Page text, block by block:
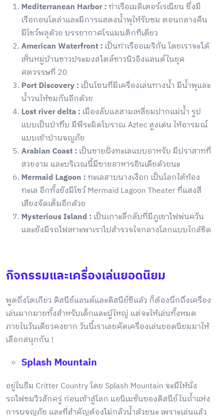
Mediterranean Harbor :ท่าเรือเมดิเตอร์เรเนียน ซึ่งมี
เรือกอนโดล่าและมีการแสดงน้ำพุให้รับชม ตอนกลางคืน
มีโชว์พลุด้วย บรรยากาศโรแมนติกทีเดียว
American Waterfront : เป็นท่าเรืออเมริกัน โดยเราจะได้
เห็นหมู่บ้านชาวประมงสไตล์ชาวนิวอิงแลนด์ในยุค
ศตวรรษที่ 20
Port Discovery : เป็นโซนที่มีเครื่องเล่นทางน้ำ มีน้ำพุและ
น้ำวนให้ชมกันอีกด้วย
Lost river delta : เมืองลับแลสามเหลี่ยมปากแม่น้ำ รูป
แบบเป็นป่าทึบ มีพีระมิดโบราณ Aztec สูงเด่น ให้อารมณ์
แบบเข้าป่าผจญภัย
Arabian Coast : เป็นชายฝั่งทะเลแบบอาหรับ มีปราสาทที่
สวยงาม และบริเวณนี้มีขายอาหารอินเดียด้วยนะ
Mermaid Lagoon :ทะเลสาบนางเงือก เป็นโลกใต้ท้อง
ทะเล อีกทั้งยังมีโชว์ Mermaid Lagoon Theater ที่แสงสี
เสียงจัดเต็มอีกด้วย
Mysterious Island : เป็นเกาะลึกลับที่มีภูเขาไฟพ่นควัน
และยังมีรถไฟเหาะพาเราไปสำรวจใจกลางโลกแบบใกล้ชิด
กิจกรรมและเครื่องเล่นยอดนิยม
พูดถึงโตเกียว ดิสนีย์แลนด์และดิสนีย์ซีแล้ว ก็ต้องนึกถึงเครื่อง
เล่นมากมายทั้งสำหรับเด็กและผู้ใหญ่ แต่จะให้เล่นทั้งหมด
ภายในวันเดียวคงยาก วันนี้เราเลยคัดเครื่องเล่นยอดนิยมมาให้
เลือกสนุกกัน !
Splash Mountain
อยู่ในธีม Critter Country โดย Splash Mountain จะมีให้นั่ง
รถไฟชมวิวสักครู่ ก่อนเข้าสู่โลก แอนิเมชั่นของดิสนีย์ในถ้ำแห่ง
การผจญภัย และที่สำคัญต้องไม่กลัวน้ำด้วยนะ เพราะเล่นแล้ว